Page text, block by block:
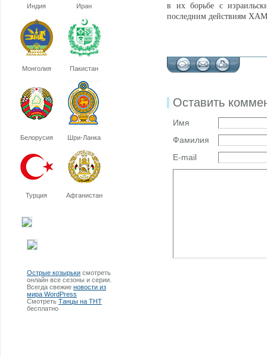
Индия Иран
Монголия Пакистан
Белорусия Шри-Ланка
Турция Афганистан
Острые козырьки смотреть
онлайн все сезоны и серии.
Всегда свежие новости из
мира WordPress
Смотреть Танцы на ТНТ
бесплатно
в их борьбе с
последним действиям
Оставить
Имя
Фамилия
E-mail